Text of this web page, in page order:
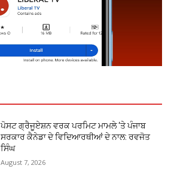
ਪੋਸਟ ਗ੍ਰੈਜੂਏਸ਼ਨ ਵਰਕ ਪਰਮਿਟ ਮਾਮਲੇ ‘ਤੇ ਪੰਜਾਬ
ਸਰਕਾਰ ਕੈਨੇਡਾ ਦੇ ਵਿਦਿਆਰਥੀਆਂ ਦੇ ਨਾਲ: ਰਵਜੋਤ
ਸਿੰਘ
August 7, 2026